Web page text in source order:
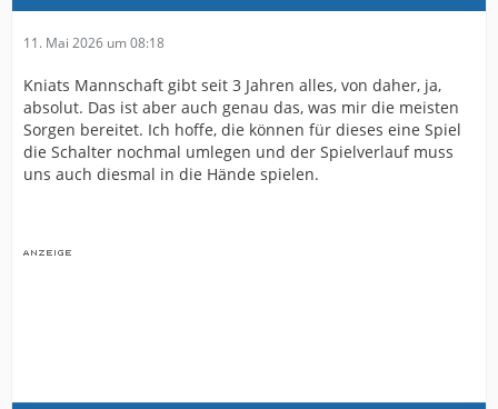
11. Mai 2026 um 08:18
Kniats Mannschaft gibt seit 3 Jahren alles, von daher, ja,
absolut. Das ist aber auch genau das, was mir die meisten
Sorgen bereitet. Ich hoffe, die können für dieses eine Spiel
die Schalter nochmal umlegen und der Spielverlauf muss
uns auch diesmal in die Hände spielen.